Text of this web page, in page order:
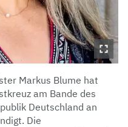
Markus Blume hat
am Bande des
Deutschland an
Die